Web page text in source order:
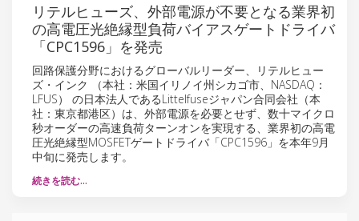
リテルヒューズ、外部電源が不要となる業界初
の高電圧光絶縁型負荷バイアスゲートドライバ
「CPC1596」を発売
回路保護分野におけるグローバルリーダー、リテルヒュー
ズ・インク （本社：米国イリノイ州シカゴ市、NASDAQ：
LFUS） の日本法人であるLittelfuseジャパン合同会社（本
社：東京都港区）は、外部電源を必要とせず、数十マイクロ
秒オーダーの高速負荷ターンオンを実現する、業界初の高電
圧光絶縁型MOSFETゲートドライバ「CPC1596」を本年9月
中旬に発売します。
続きを読む…